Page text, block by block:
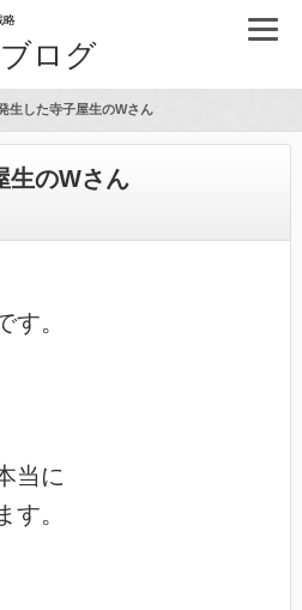
略
ログ
生した寺子屋生のWさん
生のWさん
。
当に
。